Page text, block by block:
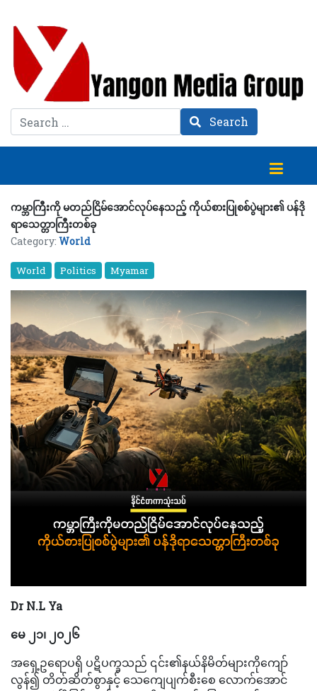
Search Search
ကမ္ဘာကြီးကို မတည်ငြိမ်အောင်လုပ်နေသည့် ကိုယ်စားပြုစစ်ပွဲများ၏ ပန်ဒို
ရာသေတ္တာကြီးတစ်ခု
Category: World
World Politics Myamar
Dr N.L Ya
မေ ၂၁၊ ၂၀၂၆
အရှေ့ဥရောပရှိ ပဋိပက္ခသည် ၎င်း၏နယ်နိမိတ်များကိုကျော်
လွန်၍ တိတ်ဆိတ်စွာနှင့် သေကျေပျက်စီးစေ လောက်အောင်